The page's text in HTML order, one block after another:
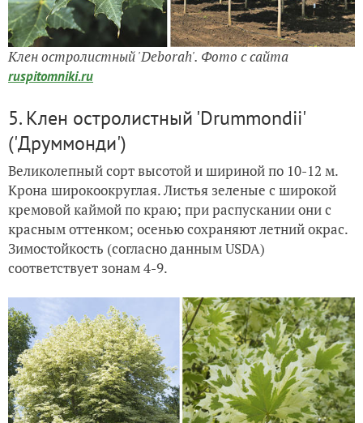
Клен остролистный 'Deborah'. Фото с сайта
ruspitomniki.ru
5. Клен остролистный 'Drummondii'
('Друммонди')
Великолепный сорт высотой и шириной по 10-12 м.
Крона широкоокруглая. Листья зеленые с широкой
кремовой каймой по краю; при распускании они с
красным оттенком; осенью сохраняют летний окрас.
Зимостойкость (согласно данным USDA)
соответствует зонам 4-9.